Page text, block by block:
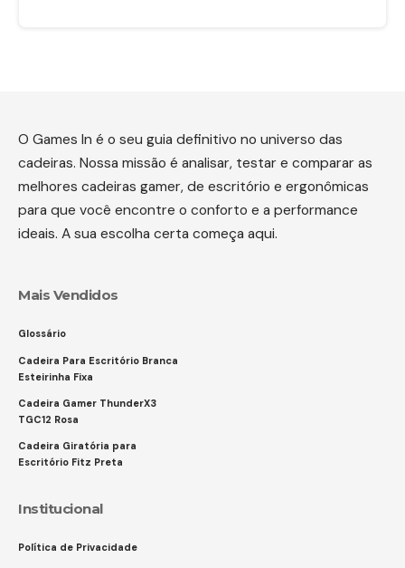
O Games In é o seu guia definitivo no universo das
cadeiras. Nossa missão é analisar, testar e comparar as
melhores cadeiras gamer, de escritório e ergonômicas
para que você encontre o conforto e a performance
ideais. A sua escolha certa começa aqui.
Mais Vendidos
Glossário
Cadeira Para Escritório Branca
Esteirinha Fixa
Cadeira Gamer ThunderX3
TGC12 Rosa
Cadeira Giratória para
Escritório Fitz Preta
Institucional
Política de Privacidade